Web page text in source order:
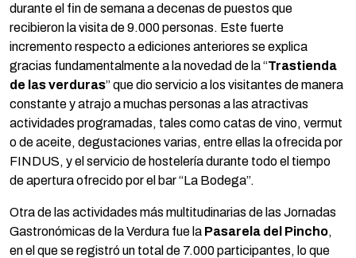
durante el fin de semana a decenas de puestos que
recibieron la visita de 9.000 personas. Este fuerte
incremento respecto a ediciones anteriores se explica
gracias fundamentalmente a la novedad de la “Trastienda
de las verduras” que dio servicio a los visitantes de manera
constante y atrajo a muchas personas a las atractivas
actividades programadas, tales como catas de vino, vermut
o de aceite, degustaciones varias, entre ellas la ofrecida por
FINDUS, y el servicio de hostelería durante todo el tiempo
de apertura ofrecido por el bar “La Bodega”.
Otra de las actividades más multitudinarias de las Jornadas
Gastronómicas de la Verdura fue la Pasarela del Pincho,
en el que se registró un total de 7.000 participantes, lo que